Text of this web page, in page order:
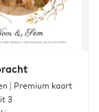
| Premium kaart
3